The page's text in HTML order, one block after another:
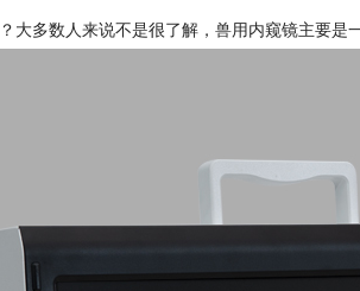
大多数人来说不是很了解，兽用内窥镜主要是